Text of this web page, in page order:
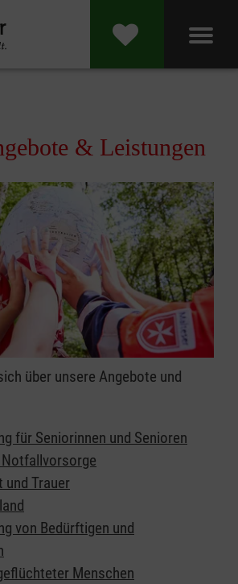
& Leistungen
über unsere Angebote und
für Seniorinnen und Senioren
Notfallvorsorge
und Trauer
von Bedürftigen und
Menschen